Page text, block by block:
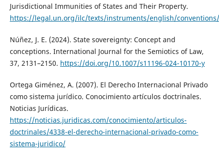
Jurisdictional Immunities of States and Their Property.
https://legal.un.org/ilc/texts/instruments/english/conventions/
Núñez, J. E. (2024). State sovereignty: Concept and
conceptions. International Journal for the Semiotics of Law,
37, 2131–2150. https://doi.org/10.1007/s11196-024-10170-y
Ortega Giménez, A. (2007). El Derecho Internacional Privado
como sistema jurídico. Conocimiento artículos doctrinales.
Noticias Jurídicas.
https://noticias.juridicas.com/conocimiento/articulos-
doctrinales/4338-el-derecho-internacional-privado-como-
sistema-juridico/